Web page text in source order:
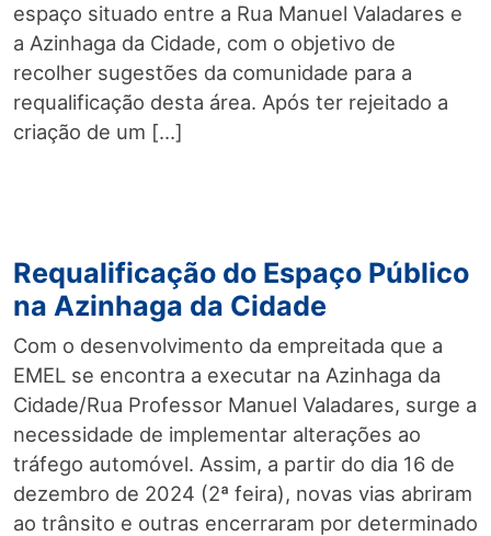
espaço situado entre a Rua Manuel Valadares e
a Azinhaga da Cidade, com o objetivo de
recolher sugestões da comunidade para a
requalificação desta área. Após ter rejeitado a
criação de um […]
Requalificação do Espaço Público
na Azinhaga da Cidade
Com o desenvolvimento da empreitada que a
EMEL se encontra a executar na Azinhaga da
Cidade/Rua Professor Manuel Valadares, surge a
necessidade de implementar alterações ao
tráfego automóvel. Assim, a partir do dia 16 de
dezembro de 2024 (2ª feira), novas vias abriram
ao trânsito e outras encerraram por determinado